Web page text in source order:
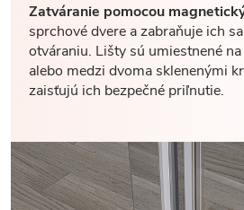
Zatváranie pomocou
sprchové dvere a zabraňuje ich
otváraniu. Lišty sú umiestnené
alebo medzi dvoma sklenenými
zaisťujú ich bezpečné priľnutie.